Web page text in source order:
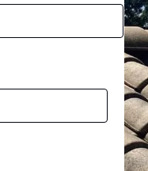
l
P
o
s
t
a
l